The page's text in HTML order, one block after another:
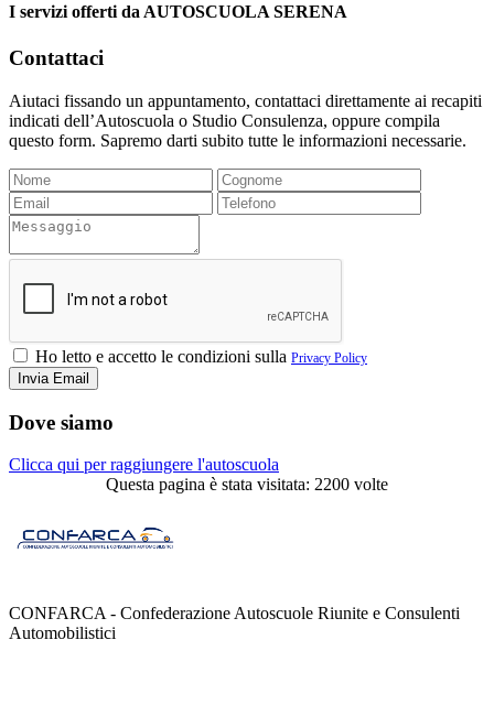
I servizi offerti da AUTOSCUOLA SERENA
Contattaci
Aiutaci fissando un appuntamento, contattaci direttamente ai recapiti
indicati dell’Autoscuola o Studio Consulenza, oppure compila
questo form. Sapremo darti subito tutte le informazioni necessarie.
Ho letto e accetto le condizioni sulla Privacy Policy
Dove siamo
Clicca qui per raggiungere l'autoscuola
Questa pagina è stata visitata: 2200 volte
CONFARCA - Confederazione Autoscuole Riunite e Consulenti
Automobilistici